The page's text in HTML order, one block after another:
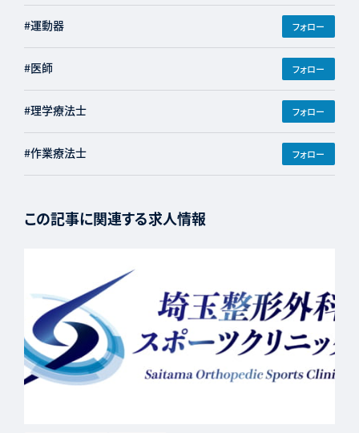
#運動器 フォロー
#医師 フォロー
#理学療法士 フォロー
#作業療法士 フォロー
この記事に関連する求人情報